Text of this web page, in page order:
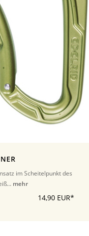
im Scheitelpunkt des
mehr
14,90 EUR*